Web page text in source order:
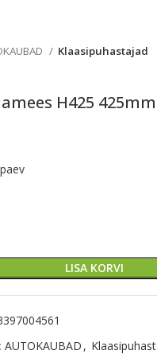
Klaasipuhastajad
H425 425mm
LISA KORVI
AUTOKAUBAD ,